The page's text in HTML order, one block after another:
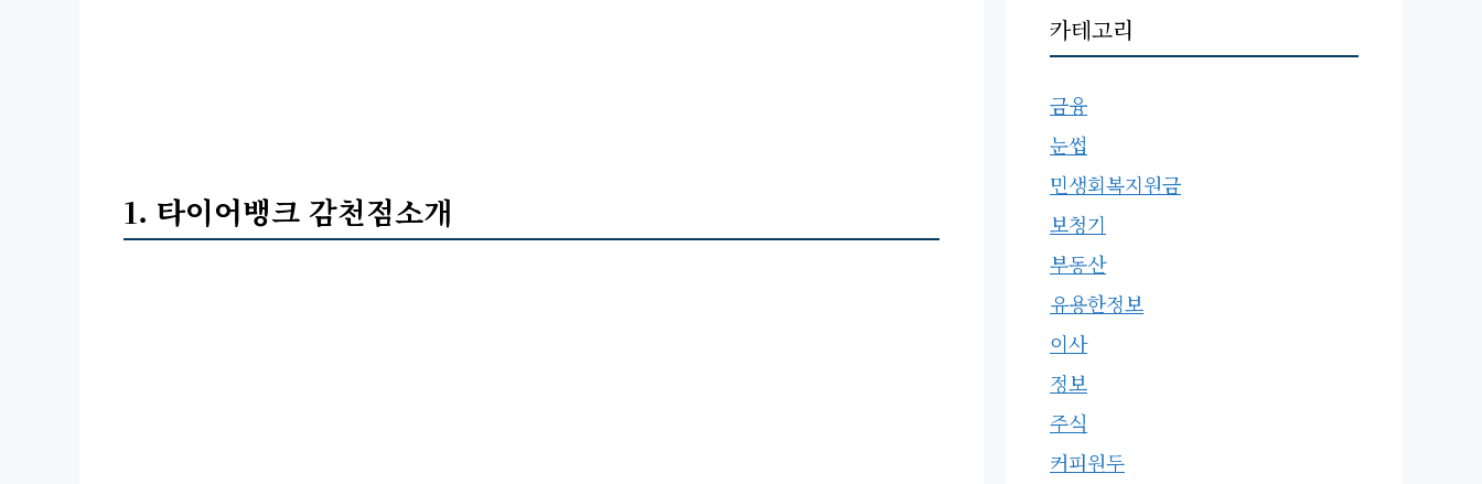
1. 타이어뱅크 감천점소개
카테고리
금융
눈썹
민생회복지원금
보청기
부동산
유용한정보
이사
정보
주식
커피원두